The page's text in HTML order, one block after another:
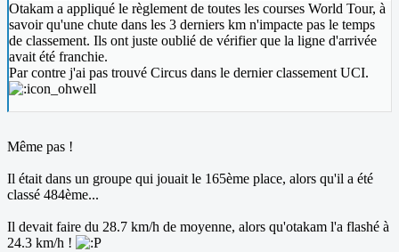
Otakam a appliqué le règlement de toutes les courses World Tour, à
savoir qu'une chute dans les 3 derniers km n'impacte pas le temps
de classement. Ils ont juste oublié de vérifier que la ligne d'arrivée
avait été franchie.
Par contre j'ai pas trouvé Circus dans le dernier classement UCI.
Même pas !
Il était dans un groupe qui jouait le 165ème place, alors qu'il a été
classé 484ème...
Il devait faire du 28.7 km/h de moyenne, alors qu'otakam l'a flashé à
24.3 km/h !